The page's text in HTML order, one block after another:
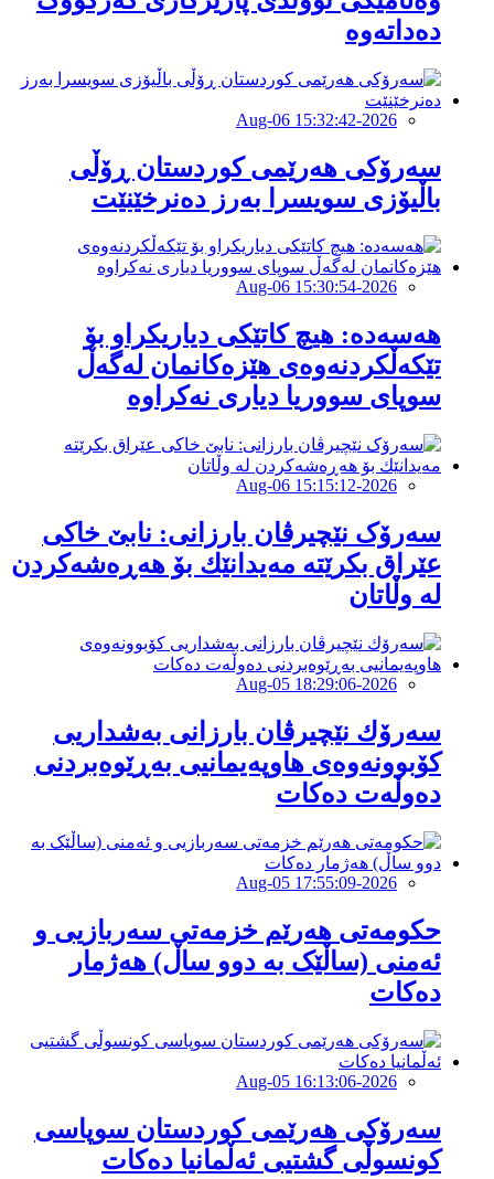
دەداتەوە
2026-Aug-06 15:32:42
سەرۆكی هەرێمی كوردستان ڕۆڵی
باڵیۆزی سویسرا بەرز دەنرخێنێت
2026-Aug-06 15:30:54
هەسەدە: هیچ کاتێکی دیاریکراو بۆ
تێکەڵکردنەوەی هێزەکانمان لەگەڵ
سوپای سووریا دیاری نەکراوە
2026-Aug-06 15:15:12
سەرۆک نێچیرڤان بارزانی: نابێ خاكی
عێراق بكرێتە مەیدانێك بۆ هەڕەشەكردن
لە وڵاتان
2026-Aug-05 18:29:06
سەرۆك نێچیرڤان بارزانی بەشداریی
كۆبوونەوەی هاوپەیمانیی بەڕێوەبردنی
دەوڵەت دەكات
2026-Aug-05 17:55:09
حكومەتی هەرێم خزمەتی سەربازیی و
ئەمنی (ساڵێک بە دوو ساڵ) هەژمار
دەكات
2026-Aug-05 16:13:06
سەرۆکی هەرێمی کوردستان سوپاسى
کونسوڵی گشتیی ئەڵمانیا دەکات